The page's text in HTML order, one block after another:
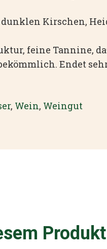
Kirschen,
feine Tannine,
Endet
, Wein, Weingut
Produkt